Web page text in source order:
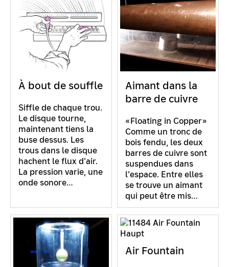
À bout de souffle
Siffle de chaque trou.
Le disque tourne,
maintenant tiens la
buse dessus. Les
trous dans le disque
hachent le flux d'air.
La pression varie, une
onde sonore…
Aimant dans la
barre de cuivre
«Floating in Copper»
Comme un tronc de
bois fendu, les deux
barres de cuivre sont
suspendues dans
l'espace. Entre elles
se trouve un aimant
qui peut être mis…
Air Fountain